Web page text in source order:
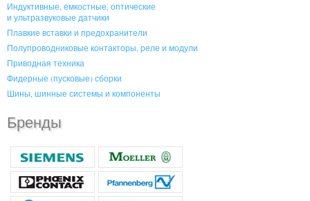
Индуктивные, емкостные, оптические
и ультразвуковые датчики
Плавкие вставки и предохранители
Полупроводниковые контакторы, реле и модули
Приводная техника
Фидерные (пусковые) сборки
Шины, шинные системы и компоненты
Бренды